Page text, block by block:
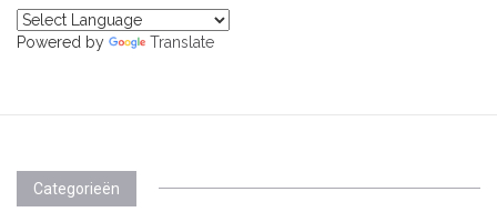
Powered by Translate
Categorieën